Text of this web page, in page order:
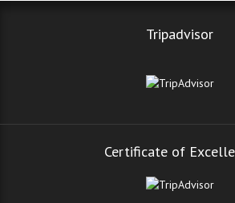
Tripadvisor
Certificate of